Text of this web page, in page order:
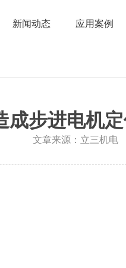
新闻动态 应用案例
成步进电机
文章来源：立三机电